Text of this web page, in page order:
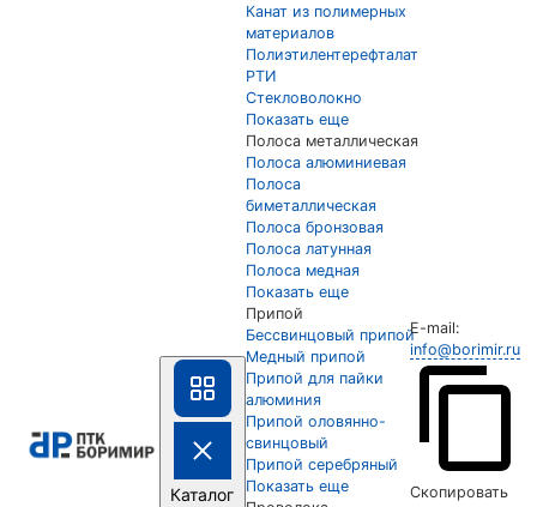
Каталог
Канат из полимерных
материалов
Полиэтилентерефталат
РТИ
Стекловолокно
Показать еще
Полоса металлическая
Полоса алюминиевая
Полоса
биметаллическая
Полоса бронзовая
Полоса латунная
Полоса медная
Показать еще
Припой
Бессвинцовый припой
Медный припой
Припой для пайки
алюминия
Припой оловянно-
свинцовый
Припой серебряный
Показать еще
E-mail:
info@borimir.ru
Скопировать